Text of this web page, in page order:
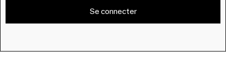
Se connecter